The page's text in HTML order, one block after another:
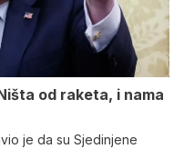
od raketa, i nama
je da su Sjedinjene